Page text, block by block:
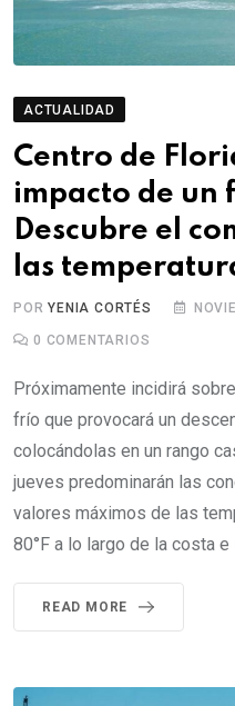
ACTUALIDAD
Centro de
impacto de un
Descubre el
las
PORYENIA CORTÉS
0 COMENTARIOS
Próximamente incidirá
frío que provocará un
colocándolas en un rango
jueves predominarán las
valores máximos de las
80°F a lo largo de la costa
READ MORE